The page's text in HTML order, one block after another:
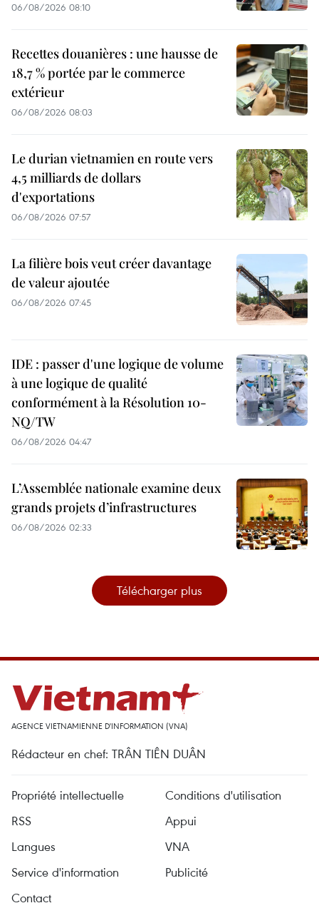
06/08/2026 08:10
Recettes douanières : une hausse de
18,7 % portée par le commerce
extérieur
06/08/2026 08:03
Le durian vietnamien en route vers
4,5 milliards de dollars
d'exportations
06/08/2026 07:57
La filière bois veut créer davantage
de valeur ajoutée
06/08/2026 07:45
IDE : passer d'une logique de volume
à une logique de qualité
conformément à la Résolution 10-
NQ/TW
06/08/2026 04:47
L’Assemblée nationale examine deux
grands projets d’infrastructures
06/08/2026 02:33
Télécharger plus
AGENCE VIETNAMIENNE D'INFORMATION (VNA)
Rédacteur en chef: TRÂN TIÊN DUÂN
Propriété intellectuelle
Conditions d'utilisation
RSS
Appui
Langues
VNA
Service d'information
Publicité
Contact